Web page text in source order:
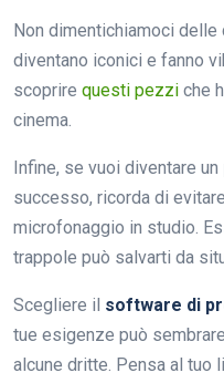
Non dimentichiamoci delle
diventano iconici e fanno
scoprire questi pezzi che
cinema.
Infine, se vuoi diventare un
successo, ricorda di
microfonaggio in studio.
trappole può salvarti da
Scegliere il software di
tue esigenze può
alcune dritte. Pensa al tuo